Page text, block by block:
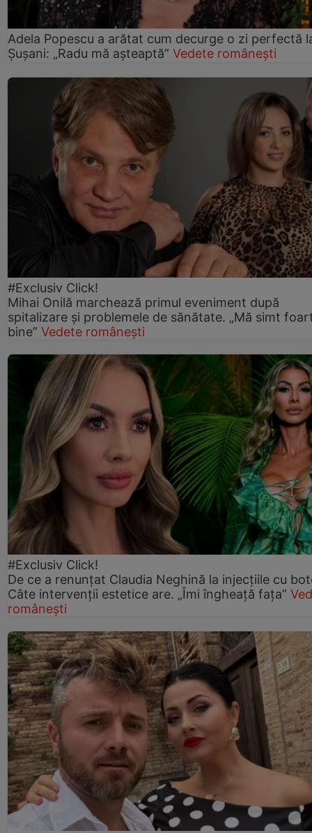
Adela Popescu a arătat cum decurge o zi perfectă
Șușani: „Radu mă așteaptă” Vedete românești
#Exclusiv Click!
Mihai Onilă marchează primul eveniment după
spitalizare și problemele de sănătate. „Mă simt
bine” Vedete românești
#Exclusiv Click!
De ce a renunțat Claudia Neghină la injecțiile cu
Câte intervenții estetice are. „Îmi îngheață fața”
românești